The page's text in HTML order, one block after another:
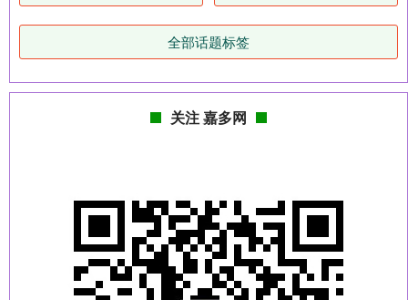
全部话题标签
关注 嘉多网